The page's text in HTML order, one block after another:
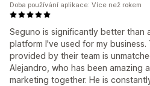
Seguno is significantly better than
platform I've used for my
provided by their team is
Alejandro, who has been amazing
marketing together. He is
Doba používání aplikace: Více než rokem